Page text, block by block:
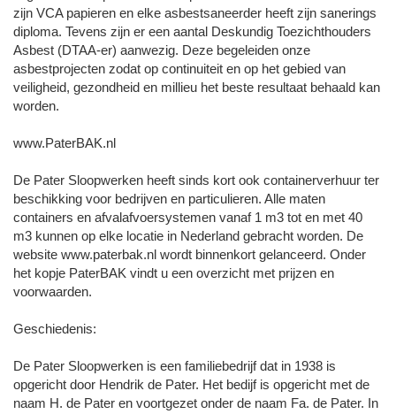
zijn VCA papieren en elke asbestsaneerder heeft zijn sanerings
diploma. Tevens zijn er een aantal Deskundig Toezichthouders
Asbest (DTAA-er) aanwezig. Deze begeleiden onze
asbestprojecten zodat op continuiteit en op het gebied van
veiligheid, gezondheid en millieu het beste resultaat behaald kan
worden.
www.PaterBAK.nl
De Pater Sloopwerken heeft sinds kort ook containerverhuur ter
beschikking voor bedrijven en particulieren. Alle maten
containers en afvalafvoersystemen vanaf 1 m3 tot en met 40
m3 kunnen op elke locatie in Nederland gebracht worden. De
website www.paterbak.nl wordt binnenkort gelanceerd. Onder
het kopje PaterBAK vindt u een overzicht met prijzen en
voorwaarden.
Geschiedenis:
De Pater Sloopwerken is een familiebedrijf dat in 1938 is
opgericht door Hendrik de Pater. Het bedijf is opgericht met de
naam H. de Pater en voortgezet onder de naam Fa. de Pater. In